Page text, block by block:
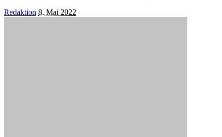
Posted
Redaktion 8. Mai 2022